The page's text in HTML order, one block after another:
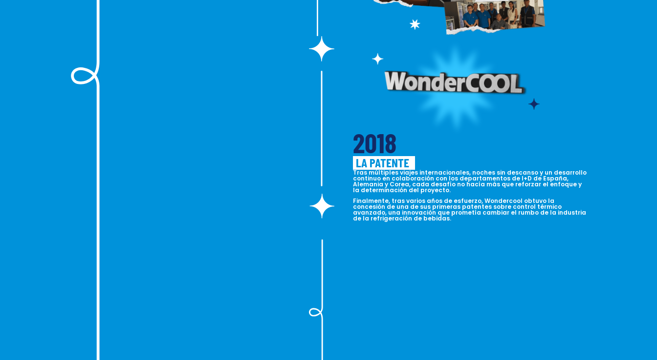
2018
LA PATENTE
Tras múltiples viajes internacionales, noches sin descanso y un desarrollo
continuo en colaboración con los departamentos de I+D de España,
Alemania y Corea, cada desafío no hacía más que reforzar el enfoque y
la determinación del proyecto.
Finalmente, tras varios años de esfuerzo, Wondercool obtuvo la
concesión de una de sus primeras patentes sobre control térmico
avanzado, una innovación que prometía cambiar el rumbo de la industria
de la refrigeración de bebidas.